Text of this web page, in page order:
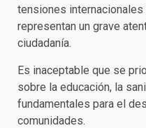
tensiones
representan un grave
ciudadanía.
Es inaceptable que se
sobre la educación, la
fundamentales para el
comunidades.